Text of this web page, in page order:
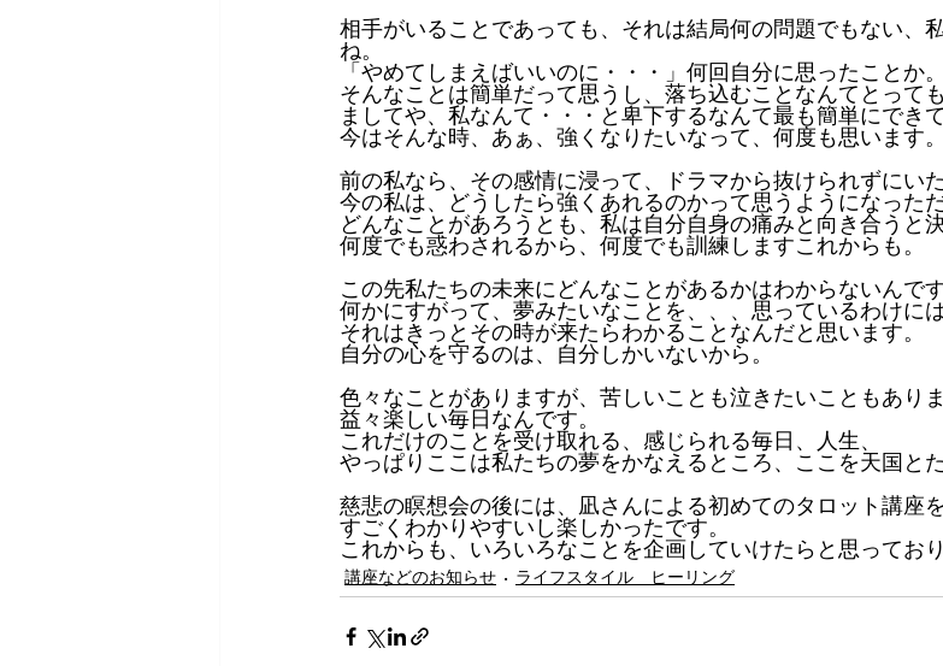
相手がいることであっても、それは結局何の問題でもない、
ね。
「やめてしまえばいいのに・・・」何回自分に思ったことか。
そんなことは簡単だって思うし、落ち込むことなんてとって
ましてや、私なんて・・・と卑下するなんて最も簡単にでき
今はそんな時、あぁ、強くなりたいなって、何度も思います。
前の私なら、その感情に浸って、ドラマから抜けられずにい
今の私は、どうしたら強くあれるのかって思うようになった
どんなことがあろうとも、私は自分自身の痛みと向き合うと
何度でも惑わされるから、何度でも訓練しますこれからも。
この先私たちの未来にどんなことがあるかはわからないんです
何かにすがって、夢みたいなことを、、、思っているわけに
それはきっとその時が来たらわかることなんだと思います。
自分の心を守るのは、自分しかいないから。
色々なことがありますが、苦しいことも泣きたいこともありま
益々楽しい毎日なんです。
これだけのことを受け取れる、感じられる毎日、人生、
やっぱりここは私たちの夢をかなえるところ、ここを天国と
慈悲の瞑想会の後には、凪さんによる初めてのタロット講座
すごくわかりやすいし楽しかったです。
これからも、いろいろなことを企画していけたらと思っており
講座などのお知らせ ライフスタイル ヒーリング